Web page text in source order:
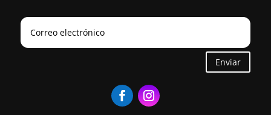
Enviar